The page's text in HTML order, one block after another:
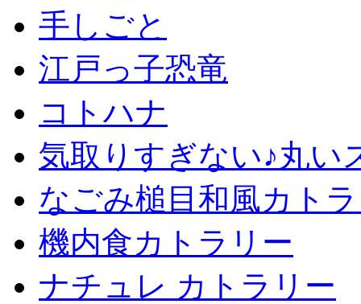
手しごと
江戸っ子恐竜
コトハナ
気取りすぎない♪丸い
なごみ槌目和風カト
機内食カトラリー
ナチュレ カトラリー